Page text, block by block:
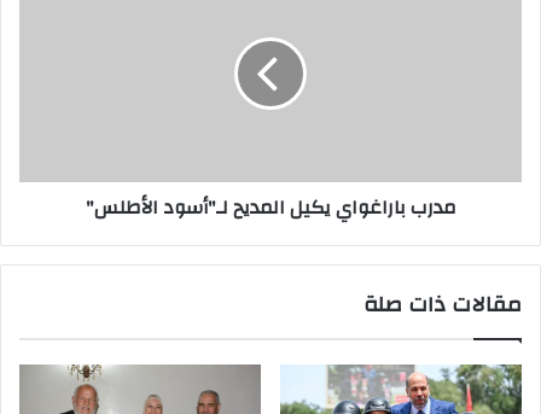
مدرب باراغواي يكيل المديح لـ"أسود الأطلس"
مقالات ذات صلة